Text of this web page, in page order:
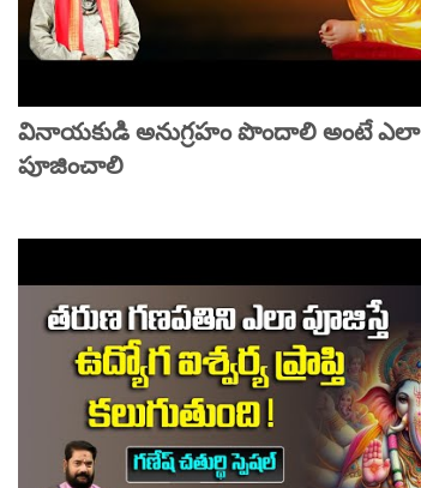
వినాయకుడి అనుగ్రహం పొందాలి అంటే ఎలా
పూజించాలి